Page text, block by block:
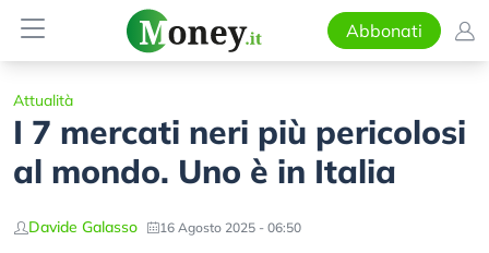
Abbonati
Attualità
I 7 mercati neri più pericolosi
al mondo. Uno è in Italia
Davide Galasso 16 Agosto 2025 - 06:50